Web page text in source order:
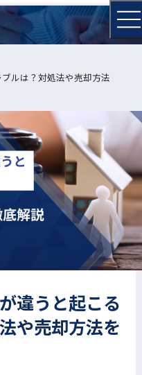
ルは？対処法や売却方法
違うと起こる
や売却方法を